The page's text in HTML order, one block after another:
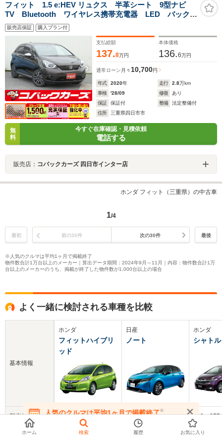
フィット 1.5 e:HEV リュクス 半革シート 9型ナビ
TV Bluetooth ワイヤレス携帯充電器 LED バックカ
メラ ドライブレコーダー ETC シートヒーター レ
ーダークルーズ
販売店保証 購入プラン付
支払総額
137.8万円
本体価格
136.6万円
通常ローン 月々10,700円
年式 2020年 走行 2.8万km
車検
'28/09 修復
あり
保証
保証付 整備
法定整備付
住所
三重県四日市市
無
料
今すぐ在庫確認・見積依頼
電話する
販売店： コバックカーズ 四日市インター店
ホンダ フィット（三重県）の中古車
1/4
最初 前の30件 次の30件 最後
※人気のクルマは平均1ヶ月で掲載終了
物件数合計1万台以上のメーカー｜算出データ期間：2024年9月～11月｜内容：物件数合計1万
台以上のメーカーのうち、掲載が終了した物件数が1,000台以上の場合
よく一緒に検討される車種を比較
基本情報
新車価格
中古車
ホンダ
フィットハイブリ
ッド
159～210万円
日産
ノート
203～310.9万円
ホンダ
シャトル
169～
人気のクルマは平均1ヶ月で掲載終了※
在庫が無くなる前にお問い合わせください
ホーム 検索 履歴 お気に入り